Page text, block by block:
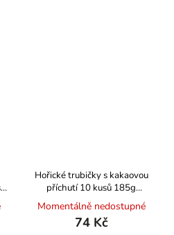
Hořické trubičky s kakaovou
příchutí 10 kusů 185g
HOŘICKÉ TRUBIČKY
Momentálně nedostupné
74 Kč